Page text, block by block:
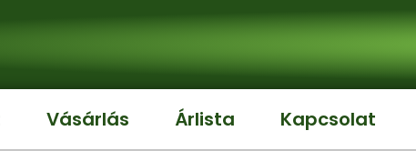
Vásárlás Árlista Kapcsolat